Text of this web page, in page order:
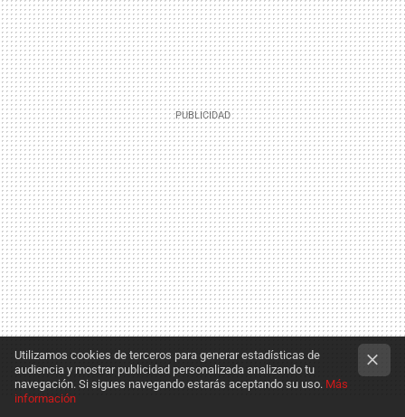
Utilizamos cookies de terceros para generar estadísticas de
audiencia y mostrar publicidad personalizada analizando tu
navegación. Si sigues navegando estarás aceptando su uso. Más
información